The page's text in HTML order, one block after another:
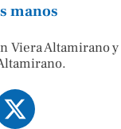
manos
Viera Altamirano y